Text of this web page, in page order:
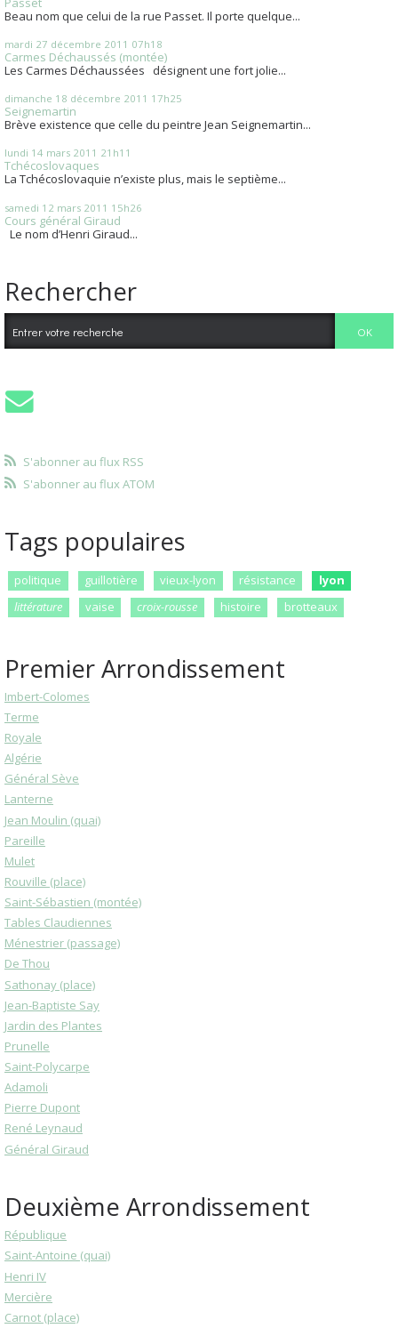
Beau nom que celui de la rue Passet. Il porte quelque...
mardi 27 décembre 2011 07h18
Carmes Déchaussés (montée)
Les Carmes Déchaussées désignent une fort jolie...
dimanche 18 décembre 2011 17h25
Seignemartin
Brève existence que celle du peintre Jean Seignemartin...
lundi 14 mars 2011 21h11
Tchécoslovaques
La Tchécoslovaquie n’existe plus, mais le septième...
samedi 12 mars 2011 15h26
Cours général Giraud
Le nom d’Henri Giraud...
Rechercher
S'abonner au flux RSS
S'abonner au flux ATOM
Tags populaires
politique guillotière vieux-lyon résistance
lyon
littérature
vaise croix-rousse histoire brotteaux
Premier Arrondissement
Imbert-Colomes
Terme
Royale
Algérie
Général Sève
Lanterne
Jean Moulin (quai)
Pareille
Mulet
Rouville (place)
Saint-Sébastien (montée)
Tables Claudiennes
Ménestrier (passage)
De Thou
Sathonay (place)
Jean-Baptiste Say
Jardin des Plantes
Prunelle
Saint-Polycarpe
Adamoli
Pierre Dupont
René Leynaud
Général Giraud
Deuxième Arrondissement
République
Saint-Antoine (quai)
Henri IV
Mercière
Carnot (place)